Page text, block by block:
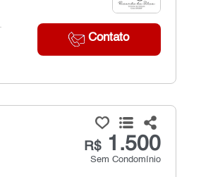
Contato
R$1.500
Sem Condomínio